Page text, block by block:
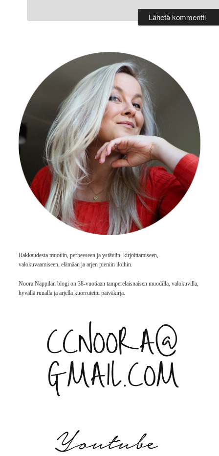
Rakkaudesta muotiin, perheeseen ja ystäviin, kirjoittamiseen,
valokuvaamiseen, elämään ja arjen pieniin iloihin.
Noora Näppilän blogi on 38-vuotiaan tamperelaisnaisen muodilla, valokuvilla,
hyvällä ruualla ja arjella kuorrutettu päiväkirja.